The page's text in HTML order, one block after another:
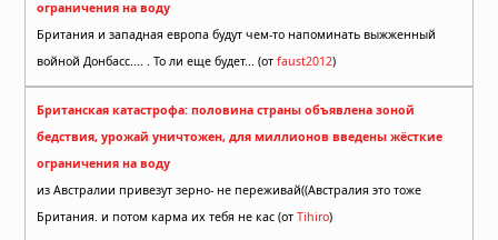
ограничения на воду
Британия и западная европа будут чем-то напоминать выжженный
войной Донбасс.... . То ли еще будет... (от faust2012)
Британская катастрофа: половина страны объявлена зоной
бедствия, урожай уничтожен, для миллионов введены жёсткие
ограничения на воду
из Австралии привезут зерно- не переживай((Австралия это тоже
Британия. и потом карма их тебя не кас (от Tihiro)